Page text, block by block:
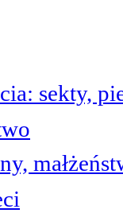
sekty,